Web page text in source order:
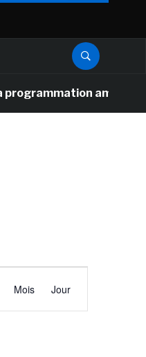
américaine,
de
vues
Mois Jour